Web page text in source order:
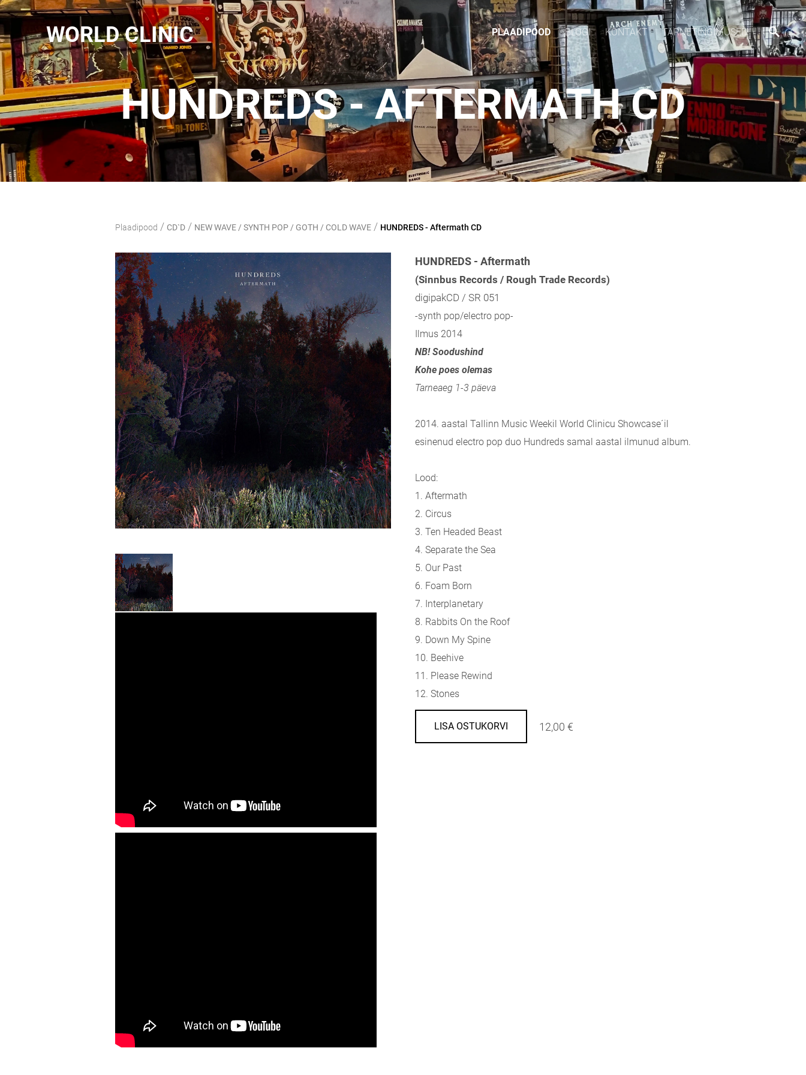
WORLD CLINIC PLAADIPOOD BLOGI KONTAKT TARNETINGIMUSED
HUNDREDS - AFTERMATH CD
Plaadipood / CD`D / NEW WAVE / SYNTH POP / GOTH / COLD WAVE / HUNDREDS - Aftermath CD
HUNDREDS - Aftermath
(Sinnbus Records / Rough Trade Records)
digipakCD / SR 051
-synth pop/electro pop-
Ilmus 2014
NB! Soodushind
Kohe poes olemas
Tarneaeg 1-3 päeva
2014. aastal Tallinn Music Weekil World Clinicu Showcase´il
esinenud electro pop duo Hundreds samal aastal ilmunud album.
Lood:
1. Aftermath
2. Circus
3. Ten Headed Beast
4. Separate the Sea
5. Our Past
6. Foam Born
7. Interplanetary
8. Rabbits On the Roof
9. Down My Spine
10. Beehive
11. Please Rewind
12. Stones
LISA OSTUKORVI 12,00 €